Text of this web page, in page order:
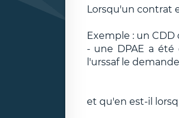
Lorsqu'un contrat
Exemple : un CDD
- une DPAE a été
l'urssaf le
et qu'en est-il